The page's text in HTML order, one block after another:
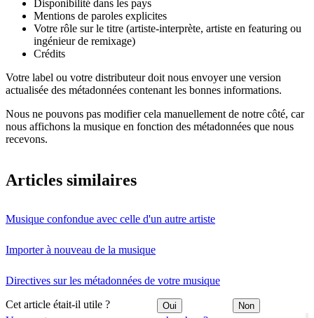
Disponibilité dans les pays
Mentions de paroles explicites
Votre rôle sur le titre (artiste-interprète, artiste en featuring ou
ingénieur de remixage)
Crédits
Votre label ou votre distributeur doit nous envoyer une version
actualisée des métadonnées contenant les bonnes informations.
Nous ne pouvons pas modifier cela manuellement de notre côté, car
nous affichons la musique en fonction des métadonnées que nous
recevons.
Articles similaires
Musique confondue avec celle d'un autre artiste
Importer à nouveau de la musique
Directives sur les métadonnées de votre musique
Cet article était-il utile ? Oui Non